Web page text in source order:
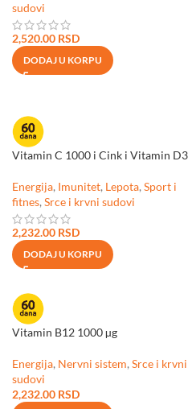
sudovi
2,520.00 RSD
DODAJ U KORPU
Vitamin C 1000 i Cink i Vitamin D3
Energija, Imunitet, Lepota, Sport i
fitnes, Srce i krvni sudovi
2,232.00 RSD
DODAJ U KORPU
Vitamin B12 1000 µg
Energija, Nervni sistem, Srce i krvni
sudovi
2,232.00 RSD